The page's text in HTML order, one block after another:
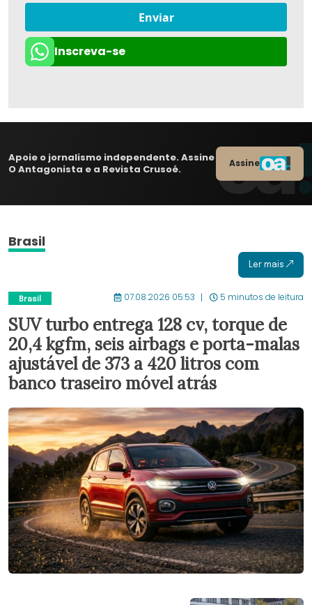
Enviar
Inscreva-se
Apoie o jornalismo independente. Assine
O Antagonista e a Revista Crusoé.
Assine
Brasil
Ler mais
Brasil 07.08.2026 05:53 5 minutos de leitura
SUV turbo entrega 128 cv, torque de
20,4 kgfm, seis airbags e porta-malas
ajustável de 373 a 420 litros com
banco traseiro móvel atrás